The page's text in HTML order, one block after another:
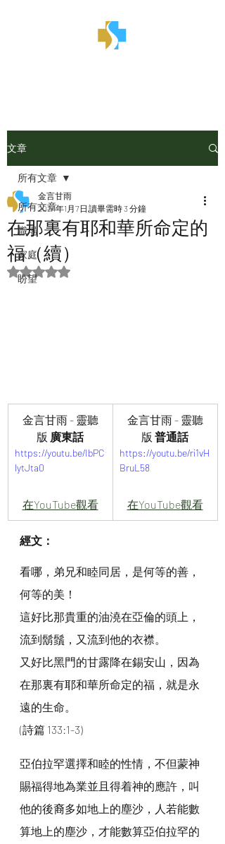
文章
所有文章
職場
家庭
盼望
所有文章
在那裏有耶和華所命定的
福（續）
金言甘雨
2024年1月7日 讀畢需時 3 分鐘
評等為 NaN（最高為 5 顆星）。
金言甘雨 - 靈聽
版 廣東話
https://youtu.be/IbPC
lytJta0
在YouTube觀看
金言甘雨 - 靈聽
版 普通話
https://youtu.be/ri1vH
BruL58
在YouTube觀看
經文：
看哪，弟兄和睦同居，是何等的善，
何等的美！
這好比那貴重的油澆在亞倫的頭上，
流到鬍鬚，又流到他的衣襟。
又好比黑門的甘露降在錫安山，因為
在那裏有耶和華所命定的福，就是永
遠的生命。
(詩篇 133:1-3)
亞伯拉罕選擇和睦的性情，不但蒙神
賜福得地為業並且得着神的應許，叫
他的後裔多如地上的塵沙，人若能數
算地上的塵沙，才能數算亞伯拉罕的